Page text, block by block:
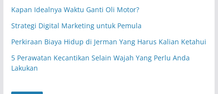
Kapan Idealnya Waktu Ganti Oli Motor?
Strategi Digital Marketing untuk Pemula
Perkiraan Biaya Hidup di Jerman Yang Harus Kalian Ketahui
5 Perawatan Kecantikan Selain Wajah Yang Perlu Anda
Lakukan